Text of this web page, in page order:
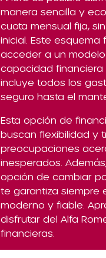
manera sencilla y
cuota mensual fija,
inicial. Este
acceder a un
capacidad financiera
incluye todos los
seguro hasta el
Esta opción de
buscan flexibilidad y
preocupaciones
inesperados.
opción de cambiar
te garantiza siempre
moderno y fiable.
disfrutar del Alfa
financieras.